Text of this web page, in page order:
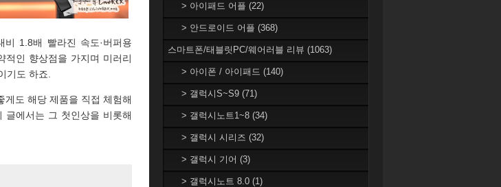
1.8배 빨라진 속도·버퍼용
적인 향상점을 가지며 미러리
기도 하죠.
게도 해당 제품을 직접 체험해
에서는 그 첫인상을 비롯해
> 아이패드 어플 (22)
> 안드로이드 어플 (368)
스마트폰/태블릿PC/웨어러블 리뷰 (1063)
> 아이폰 / 아이패드 (140)
> 갤럭시S~S9 (71)
> 갤럭시노트1~8 (34)
> 갤럭시 시리즈 (32)
> 갤럭시 기어 (3)
> 갤럭시노트 8.0 (1)